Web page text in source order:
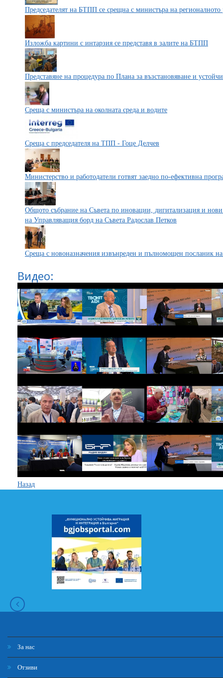
Председателят на БТПП се срещна с министъра на регионалното
Изложба картини с интарзия се представя в залите на БТПП
Представяне на процедура по Плана за възстановяване и
Среща с министъра на околната среда и водите
Среща с председателя на ТПП - Гоце Делчев
Министерство и работодатели готвят заедно по-ефективна
Общото събрание на Съвета по иновации, дигитализация и
на Управляващия борд на Съвета Радослав Петков
Среща с новоназначения извънреден и пълномощен посланик
Видео:
Назад
За нас
Отзиви